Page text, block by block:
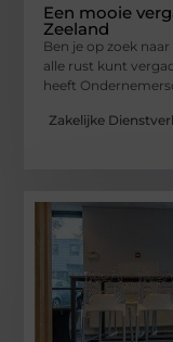
Een mooie
Zeeland
Ben je op zoek
alle rust kunt
heeft
Zakelijke